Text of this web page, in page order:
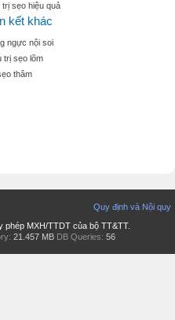
trị sẹo hiệu quả
kết khác
ngực nội soi
trị sẹo lõm
thâm
Quy định và Nội quy
phép MXH/TTDT của bộ TT&TT.
21.457 MB DB Queries: 56